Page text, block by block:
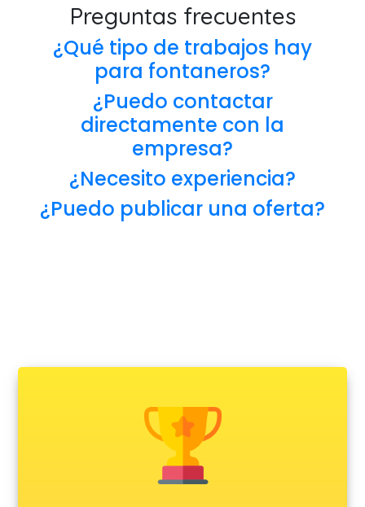
Preguntas frecuentes
¿Qué tipo de trabajos hay
para fontaneros?
¿Puedo contactar
directamente con la
empresa?
¿Necesito experiencia?
¿Puedo publicar una oferta?